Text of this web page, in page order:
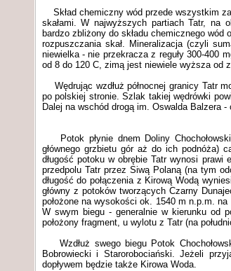
Skład chemiczny wód przede wszystkim
skałami. W najwyższych partiach Tatr, na
bardzo zbliżony do składu chemicznego
rozpuszczania skał. Mineralizacja (czyli
niewielka - nie przekracza z reguły 300-400
od 8 do 120 C, zimą jest niewiele wyższa od
Wędrując wzdłuż północnej granicy Tatr
po polskiej stronie. Szlak takiej wędrówki
Dalej na wschód drogą im. Oswalda Balzera
Potok płynie dnem Doliny
głównego grzbietu gór aż do ich podnóża)
długość potoku w obrębie Tatr wynosi
przedpolu Tatr przez Siwą Polaną (na tym
długość do połączenia z Kirową Wodą
główny z potoków tworzących Czarny
położone na wysokości ok. 1540 m n.p.m.
W swym biegu - generalnie w kierunku od
położony fragment, u wylotu z Tatr (na
Wzdłuż swego biegu Potok
Bobrowiecki i Starorobociański. Jeżeli
dopływem będzie także Kirowa Woda.